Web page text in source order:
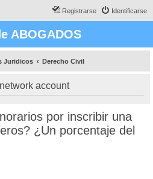
Identificarse
Registrarse
ABOGADOS
Juridicos Derecho Civil
account
por inscribir una
¿Un porcentaje del